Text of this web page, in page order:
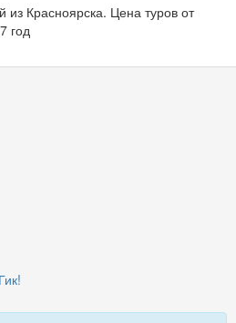
из Красноярска. Цена туров от
год